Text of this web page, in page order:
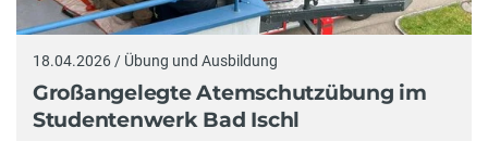
18.04.2026 / Übung und Ausbildung
Großangelegte Atemschutzübung im
Studentenwerk Bad Ischl